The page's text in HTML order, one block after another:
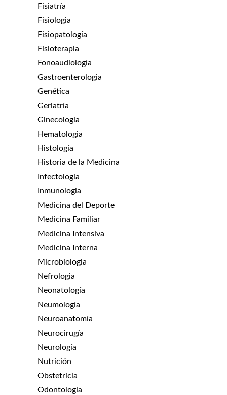
Fisiatría
Fisiologia
Fisiopatología
Fisioterapia
Fonoaudiología
Gastroenterologia
Genética
Geriatría
Ginecología
Hematologia
Histología
Historia de la Medicina
Infectologia
Inmunologia
Medicina del Deporte
Medicina Familiar
Medicina Intensiva
Medicina Interna
Microbiologia
Nefrologia
Neonatología
Neumología
Neuroanatomía
Neurocirugía
Neurología
Nutrición
Obstetricia
Odontología